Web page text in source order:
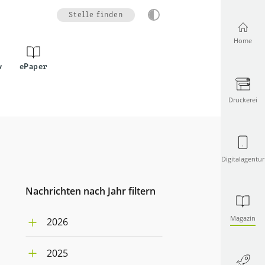
Home
Druckerei
Digitalagentur
Magazin
Stelle finden
ePaper
Nachrichten nach Jahr filtern
2026
Juli (4)
2025